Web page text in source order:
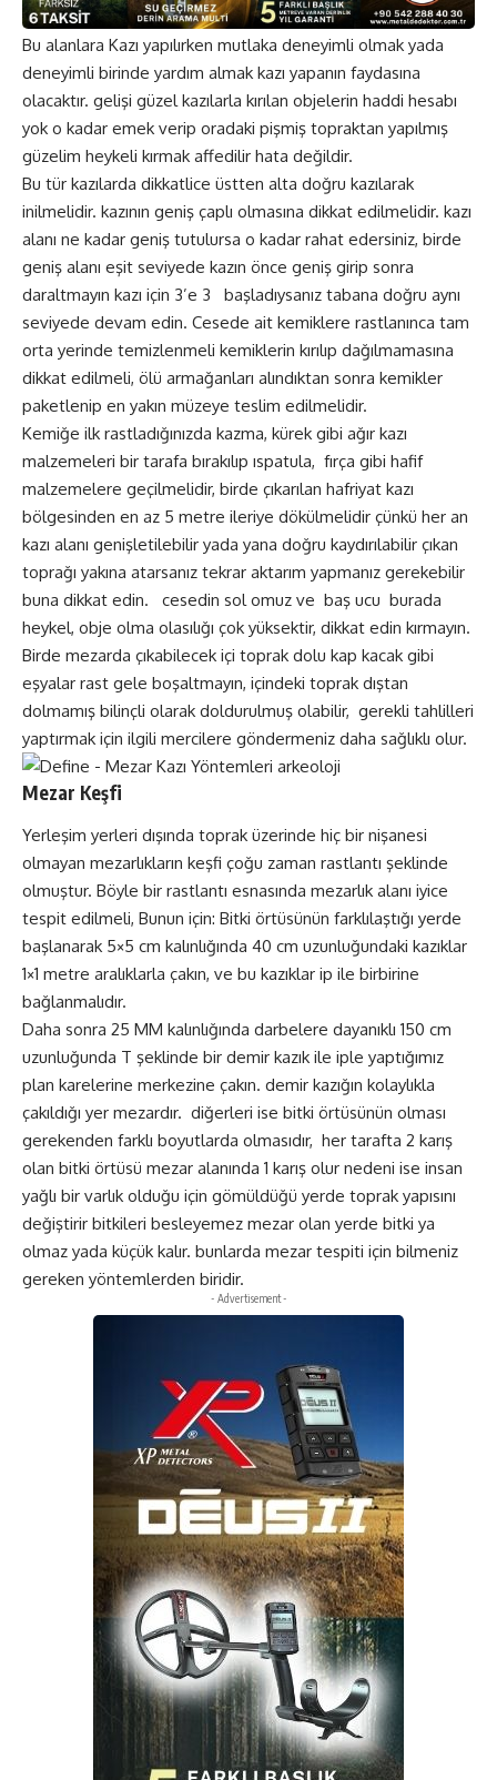
Bu alanlara Kazı yapılırken mutlaka deneyimli olmak yada
deneyimli birinde yardım almak kazı yapanın faydasına
olacaktır. gelişi güzel kazılarla kırılan objelerin haddi hesabı
yok o kadar emek verip oradaki pişmiş topraktan yapılmış
güzelim heykeli kırmak affedilir hata değildir.
Bu tür kazılarda dikkatlice üstten alta doğru kazılarak
inilmelidir. kazının geniş çaplı olmasına dikkat edilmelidir. kazı
alanı ne kadar geniş tutulursa o kadar rahat edersiniz, birde
geniş alanı eşit seviyede kazın önce geniş girip sonra
daraltmayın kazı için 3’e 3 başladıysanız tabana doğru aynı
seviyede devam edin. Cesede ait kemiklere rastlanınca tam
orta yerinde temizlenmeli kemiklerin kırılıp dağılmamasına
dikkat edilmeli, ölü armağanları alındıktan sonra kemikler
paketlenip en yakın müzeye teslim edilmelidir.
Kemiğe ilk rastladığınızda kazma, kürek gibi ağır kazı
malzemeleri bir tarafa bırakılıp ıspatula, fırça gibi hafif
malzemelere geçilmelidir, birde çıkarılan hafriyat kazı
bölgesinden en az 5 metre ileriye dökülmelidir çünkü her an
kazı alanı genişletilebilir yada yana doğru kaydırılabilir çıkan
toprağı yakına atarsanız tekrar aktarım yapmanız gerekebilir
buna dikkat edin. cesedin sol omuz ve baş ucu burada
heykel, obje olma olasılığı çok yüksektir, dikkat edin kırmayın.
Birde mezarda çıkabilecek içi toprak dolu kap kacak gibi
eşyalar rast gele boşaltmayın, içindeki toprak dıştan
dolmamış bilinçli olarak doldurulmuş olabilir, gerekli tahlilleri
yaptırmak için ilgili mercilere göndermeniz daha sağlıklı olur.
Mezar Keşfi
Yerleşim yerleri dışında toprak üzerinde hiç bir nişanesi
olmayan mezarlıkların keşfi çoğu zaman rastlantı şeklinde
olmuştur. Böyle bir rastlantı esnasında mezarlık alanı iyice
tespit edilmeli, Bunun için: Bitki örtüsünün farklılaştığı yerde
başlanarak 5×5 cm kalınlığında 40 cm uzunluğundaki kazıklar
1×1 metre aralıklarla çakın, ve bu kazıklar ip ile birbirine
bağlanmalıdır.
Daha sonra 25 MM kalınlığında darbelere dayanıklı 150 cm
uzunluğunda T şeklinde bir demir kazık ile iple yaptığımız
plan karelerine merkezine çakın. demir kazığın kolaylıkla
çakıldığı yer mezardır. diğerleri ise bitki örtüsünün olması
gerekenden farklı boyutlarda olmasıdır, her tarafta 2 karış
olan bitki örtüsü mezar alanında 1 karış olur nedeni ise insan
yağlı bir varlık olduğu için gömüldüğü yerde toprak yapısını
değiştirir bitkileri besleyemez mezar olan yerde bitki ya
olmaz yada küçük kalır. bunlarda mezar tespiti için bilmeniz
gereken yöntemlerden biridir.
- Advertisement -